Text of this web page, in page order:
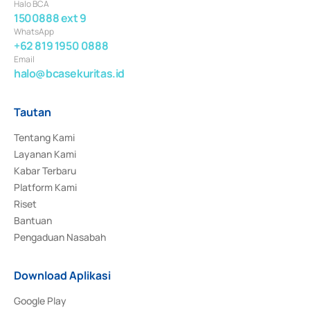
Halo BCA
1500888 ext 9
WhatsApp
+62 819 1950 0888
Email
halo@bcasekuritas.id
Tautan
Tentang Kami
Layanan Kami
Kabar Terbaru
Platform Kami
Riset
Bantuan
Pengaduan Nasabah
Download Aplikasi
Google Play